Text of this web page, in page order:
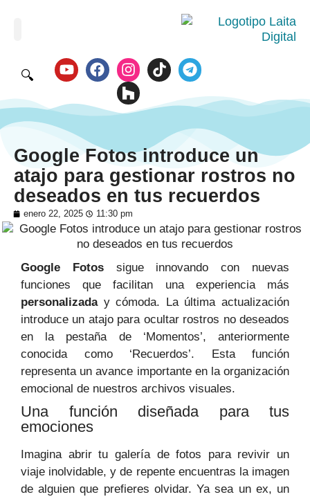
🔍
Google Fotos introduce un
atajo para gestionar rostros no
deseados en tus recuerdos
enero 22, 2025 11:30 pm
Google Fotossigue innovando con nuevas
funciones que facilitan una experiencia más
personalizaday cómoda. La última actualización
introduce un atajo para ocultar rostros no deseados
en la pestaña de ‘Momentos’, anteriormente
conocida como ‘Recuerdos’. Esta función
representa un avance importante en la organización
emocional de nuestros archivos visuales.
Una función diseñada para tus
emociones
Imagina abrir tu galería de fotos para revivir un
viaje inolvidable, y de repente encuentras la imagen
de alguien que prefieres olvidar. Ya sea un ex, un